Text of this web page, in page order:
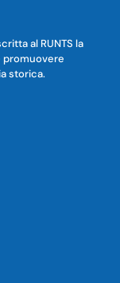
al RUNTS la
promuovere
storica.